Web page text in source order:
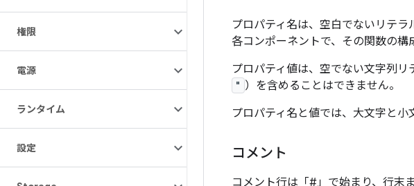
権限
電源
ランタイム
設定
プロパティ名は、空白でないリテ
各コンポーネントで、その関数の構
プロパティ値は、空でない文字列
" ）を含めることはできません。
プロパティ名と値では、大文字と小
コメント
コメント行は「#」で始まり、行末